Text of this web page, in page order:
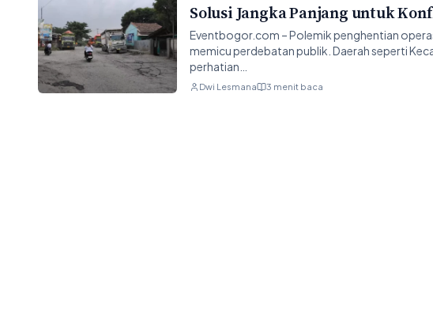
Solusi Jangka Panjang untuk
Eventbogor.com – Polemik penghentian
memicu perdebatan publik. Daerah seperti
perhatian…
Dwi Lesmana 3 menit baca